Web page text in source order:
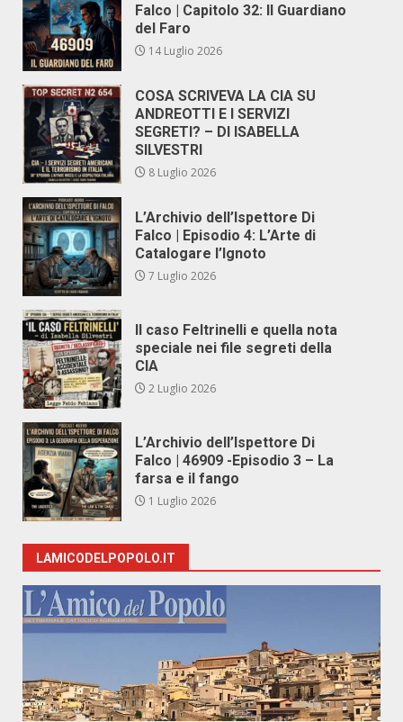
Falco | Capitolo 32: Il Guardiano
del Faro
14 Luglio 2026
COSA SCRIVEVA LA CIA SU
ANDREOTTI E I SERVIZI
SEGRETI? – DI ISABELLA
SILVESTRI
8 Luglio 2026
L’Archivio dell’Ispettore Di
Falco | Episodio 4: L’Arte di
Catalogare l’Ignoto
7 Luglio 2026
Il caso Feltrinelli e quella nota
speciale nei file segreti della
CIA
2 Luglio 2026
L’Archivio dell’Ispettore Di
Falco | 46909 -Episodio 3 – La
farsa e il fango
1 Luglio 2026
LAMICODELPOPOLO.IT